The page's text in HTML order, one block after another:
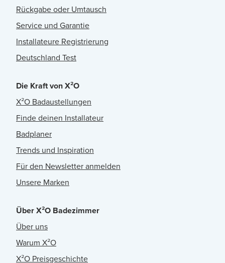
Rückgabe oder Umtausch
Service und Garantie
Installateure Registrierung
Deutschland Test
Die Kraft von X²O
X²O Badaustellungen
Finde deinen Installateur
Badplaner
Trends und Inspiration
Für den Newsletter anmelden
Unsere Marken
Über X²O Badezimmer
Über uns
Warum X²O
X²O Preisgeschichte